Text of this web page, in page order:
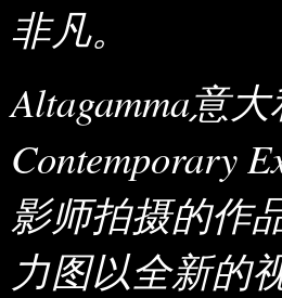
非凡。
Altagamma意
Contemporary
影师拍摄的作
力图以全新的